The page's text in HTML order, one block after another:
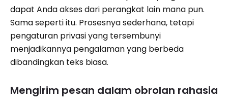
dapat Anda akses dari perangkat lain mana pun.
Sama seperti itu. Prosesnya sederhana, tetapi
pengaturan privasi yang tersembunyi
menjadikannya pengalaman yang berbeda
dibandingkan teks biasa.
Mengirim pesan dalam obrolan rahasia